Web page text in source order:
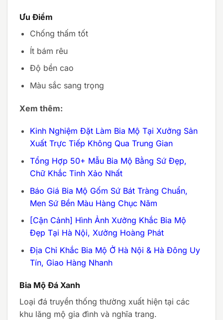
Ưu Điểm
Chống thấm tốt
Ít bám rêu
Độ bền cao
Màu sắc sang trọng
Xem thêm:
Kinh Nghiệm Đặt Làm Bia Mộ Tại Xưởng Sản
Xuất Trực Tiếp Không Qua Trung Gian
Tổng Hợp 50+ Mẫu Bia Mộ Bằng Sứ Đẹp,
Chữ Khắc Tinh Xảo Nhất
Báo Giá Bia Mộ Gốm Sứ Bát Tràng Chuẩn,
Men Sứ Bền Màu Hàng Chục Năm
[Cận Cảnh] Hình Ảnh Xưởng Khắc Bia Mộ
Đẹp Tại Hà Nội, Xưởng Hoàng Phát
Địa Chỉ Khắc Bia Mộ Ở Hà Nội & Hà Đông Uy
Tín, Giao Hàng Nhanh
Bia Mộ Đá Xanh
Loại đá truyền thống thường xuất hiện tại các
khu lăng mộ gia đình và nghĩa trang.